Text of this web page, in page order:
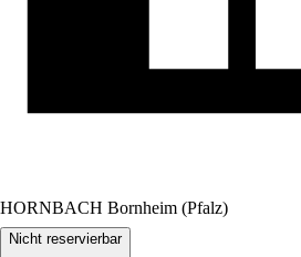
HORNBACH Bornheim (Pfalz)
Nicht reservierbar